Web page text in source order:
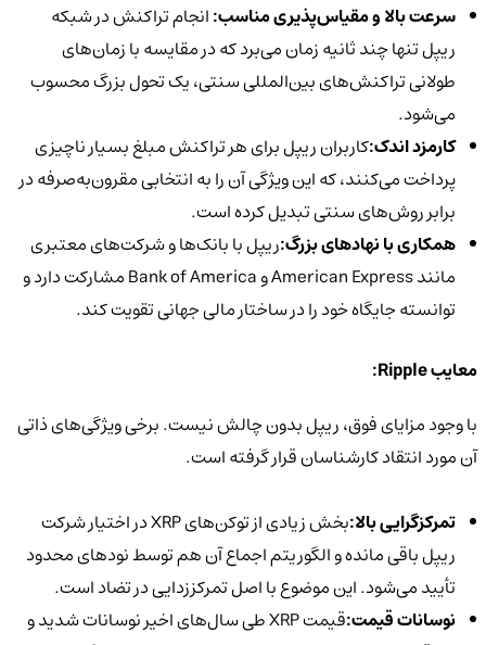
سرعت بالا و مقیاس‌پذیری مناسب:انجام تراکنش در شبکه
ریپل تنها چند ثانیه زمان می‌برد که در مقایسه با زمان‌های
طولانی تراکنش‌های بین‌المللی سنتی، یک تحول بزرگ محسوب
می‌شود.
کارمزد اندک:کاربران ریپل برای هر تراکنش مبلغ بسیار ناچیزی
پرداخت می‌کنند، که این ویژگی آن را به انتخابی مقرون‌به‌صرفه در
برابر روش‌های سنتی تبدیل کرده است.
همکاری با نهادهای بزرگ:ریپل با بانک‌ها و شرکت‌های معتبری
مانند American Express و Bank of America مشارکت دارد و
توانسته جایگاه خود را در ساختار مالی جهانی تقویت کند.
معایب Ripple:
با وجود مزایای فوق، ریپل بدون چالش نیست. برخی ویژگی‌های ذاتی
آن مورد انتقاد کارشناسان قرار گرفته است.
تمرکزگرایی بالا:
بخش زیادی از توکن‌های XRP در اختیار شرکت
ریپل باقی مانده و الگوریتم اجماع آن هم توسط نودهای محدود
تأیید می‌شود. این موضوع با اصل تمرکززدایی در تضاد است.
نوسانات قیمت:
قیمت XRP طی سال‌های اخیر نوسانات شدید و